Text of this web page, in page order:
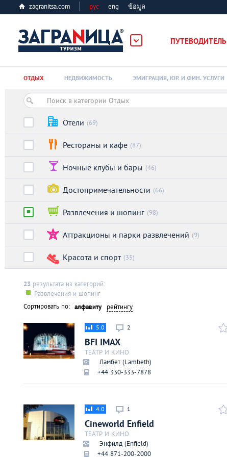
zagranitsa.com рус eng ข้อมูล
ПУТЕВОДИТЕЛЬ
Алматы
Киев
Лондон
Лос-Анджелес
Париж
Паттайя
Пхукет
Санкт-Петербург
ОТДЫХ НЕДВИЖИМОСТЬ ЭМИГРАЦИЯ, ЮР. И ФИН. УСЛУГИ
Отели (69)
Рестораны и кафе (87)
Ночные клубы и бары (46)
Достопримечательности (66)
Развлечения и шопинг (98)
Аттракционы и парки развлечений (9)
Красота и спорт (35)
23 результата из категорий:
Развлечения и шопинг
Сортировать по: алфавиту рейтингу
2
5.0
BFI IMAX
ТЕАТР И КИНО
Ламбет (Lambeth)
+44 330-333-7878
1
4.0
Cineworld Enfield
ТЕАТР И КИНО
Энфилд (Enfield)
+44 871-200-2000